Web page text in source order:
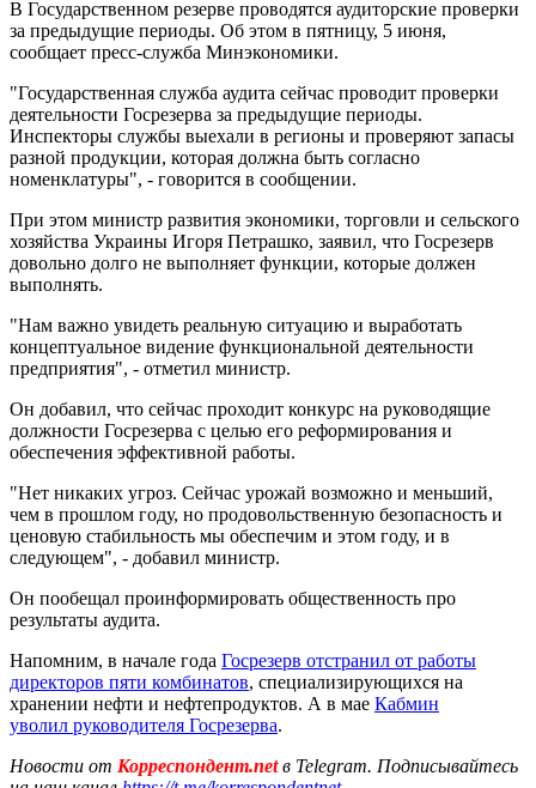
В Государственном резерве проводятся аудиторские проверки
за предыдущие периоды. Об этом в пятницу, 5 июня,
сообщает пресс-служба Минэкономики.
"Государственная служба аудита сейчас проводит проверки
деятельности Госрезерва за предыдущие периоды.
Инспекторы службы выехали в регионы и проверяют запасы
разной продукции, которая должна быть согласно
номенклатуры", - говорится в сообщении.
При этом министр развития экономики, торговли и сельского
хозяйства Украины Игоря Петрашко, заявил, что Госрезерв
довольно долго не выполняет функции, которые должен
выполнять.
"Нам важно увидеть реальную ситуацию и выработать
концептуальное видение функциональной деятельности
предприятия", - отметил министр.
Он добавил, что сейчас проходит конкурс на руководящие
должности Госрезерва с целью его реформирования и
обеспечения эффективной работы.
"Нет никаких угроз. Сейчас урожай возможно и меньший,
чем в прошлом году, но продовольственную безопасность и
ценовую стабильность мы обеспечим и этом году, и в
следующем", - добавил министр.
Он пообещал проинформировать общественность про
результаты аудита.
Напомним, в начале года Госрезерв отстранил от работы
директоров пяти комбинатов, специализирующихся на
хранении нефти и нефтепродуктов. А в мае Кабмин
уволил руководителя Госрезерва.
Новости от Корреспондент.netв Telegram. Подписывайтесь